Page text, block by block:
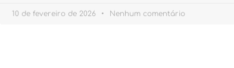
10 de fevereiro de 2026 Nenhum comentário